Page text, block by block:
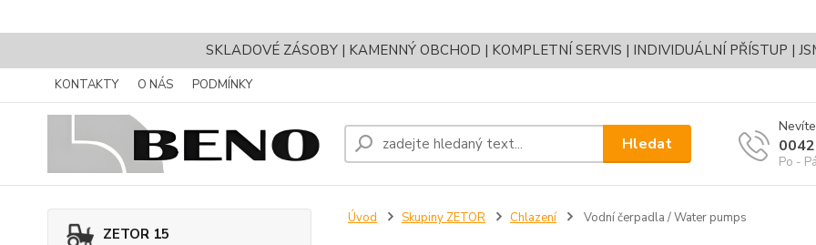
SKLADOVÉ ZÁSOBY | KAMENNÝ OBCHOD | KOMPLETNÍ SERVIS | INDIVIDUÁLNÍ PŘÍSTUP |
KONTAKTY O NÁS PODMÍNKY
Hledat
Po -
ZETOR 15
Úvod Skupiny ZETOR Chlazení Vodní čerpadla / Water pumps